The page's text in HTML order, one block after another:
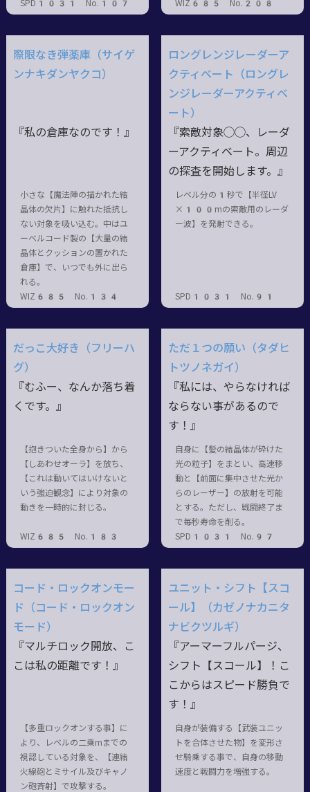
SPD1031 No.107
WIZ685 No.208
際限なき弾薬庫（サイゲ
ンナキダンヤクコ）
『私の倉庫なのです！』
小さな【魔法陣の描かれた結
晶体の欠片】に触れた抵抗し
ない対象を吸い込む。中はユ
ーベルコード製の【大量の結
晶体とクッションの置かれた
倉庫】で、いつでも外に出ら
れる。
WIZ685 No.134
ロングレンジレーダーア
クティベート（ロングレ
ンジレーダーアクティベ
ート）
『索敵対象◯◯、レーダ
ーアクティベート。周辺
の探査を開始します。』
レベル分の1秒で【半径LV
×100mの索敵用のレーダ
ー波】を発射できる。
SPD1031 No.91
だっこ大好き（フリーハ
グ）
『むふー、なんか落ち着
くです。』
【抱きついた全身から】から
【しあわせオーラ】を放ち、
【これは動いてはいけないと
いう強迫観念】により対象の
動きを一時的に封じる。
WIZ685 No.183
ただ１つの願い（タダヒ
トツノネガイ）
『私には、やらなければ
ならない事があるので
す！』
自身に【髪の結晶体が砕けた
光の粒子】をまとい、高速移
動と【前面に集中させた光か
らのレーザー】の放射を可能
とする。ただし、戦闘終了ま
で毎秒寿命を削る。
SPD1031 No.97
コード・ロックオンモー
ド（コード・ロックオン
モード）
『マルチロック開放、こ
こは私の距離です！』
【多重ロックオンする事】に
より、レベルの二乗mまでの
視認している対象を、【連結
火線砲とミサイル及びキャノ
ン砲斉射】で攻撃する。
ユニット・シフト【スコ
ール】（カゼノナカニタ
ナビクツルギ）
『アーマーフルパージ、
シフト【スコール】！こ
こからはスピード勝負で
す！』
自身が装備する【武装ユニッ
トを合体させた物】を変形さ
せ騎乗する事で、自身の移動
速度と戦闘力を増強する。